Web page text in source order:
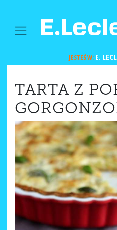
MAIN NAVIGATION
JESTEŚ W: E.
TARTA Z